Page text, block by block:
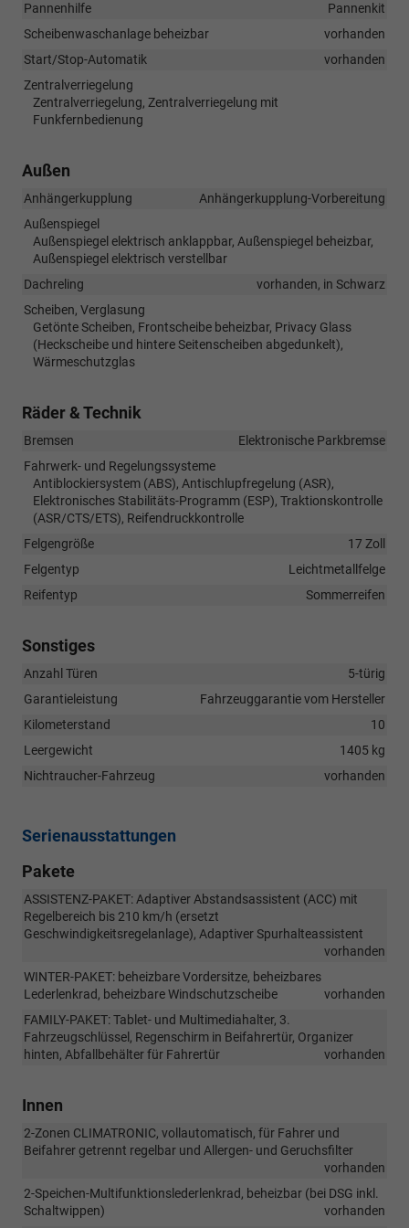
Pannenhilfe
Pannenkit
Scheibenwaschanlage beheizbar
vorhanden
Start/Stop-Automatik
vorhanden
Zentralverriegelung
Zentralverriegelung, Zentralverriegelung mit
Funkfernbedienung
Außen
Anhängerkupplung
Anhängerkupplung-Vorbereitung
Außenspiegel
Außenspiegel elektrisch anklappbar, Außenspiegel beheizbar,
Außenspiegel elektrisch verstellbar
Dachreling
vorhanden, in Schwarz
Scheiben, Verglasung
Getönte Scheiben, Frontscheibe beheizbar, Privacy Glass
(Heckscheibe und hintere Seitenscheiben abgedunkelt),
Wärmeschutzglas
Räder & Technik
Bremsen
Elektronische Parkbremse
Fahrwerk- und Regelungssysteme
Antiblockiersystem (ABS), Antischlupfregelung (ASR),
Elektronisches Stabilitäts-Programm (ESP), Traktionskontrolle
(ASR/CTS/ETS), Reifendruckkontrolle
Felgengröße
17 Zoll
Felgentyp
Leichtmetallfelge
Reifentyp
Sommerreifen
Sonstiges
Anzahl Türen
5-türig
Garantieleistung
Fahrzeuggarantie vom Hersteller
Kilometerstand
10
Leergewicht
1405 kg
Nichtraucher-Fahrzeug
vorhanden
Serienausstattungen
Pakete
ASSISTENZ-PAKET: Adaptiver Abstandsassistent (ACC) mit
Regelbereich bis 210 km/h (ersetzt
Geschwindigkeitsregelanlage), Adaptiver Spurhalteassistent
vorhanden
WINTER-PAKET: beheizbare Vordersitze, beheizbares
Lederlenkrad, beheizbare Windschutzscheibe
vorhanden
FAMILY-PAKET: Tablet- und Multimediahalter, 3.
Fahrzeugschlüssel, Regenschirm in Beifahrertür, Organizer
hinten, Abfallbehälter für Fahrertür
vorhanden
Innen
2-Zonen CLIMATRONIC, vollautomatisch, für Fahrer und
Beifahrer getrennt regelbar und Allergen- und Geruchsfilter
vorhanden
2-Speichen-Multifunktionslederlenkrad, beheizbar (bei DSG inkl.
Schaltwippen)
vorhanden